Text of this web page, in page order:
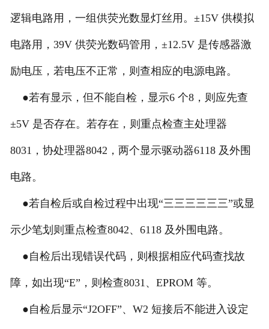
逻辑电路用，一组供荧光数显灯丝用。±15V 供模拟
电路用，39V 供荧光数码管用，±12.5V 是传感器激
励电压，若电压不正常，则查相应的电源电路。
●若有显示，但不能自检，显示6 个8，则应先查
±5V 是否存在。若存在，则重点检查主处理器
8031，协处理器8042，两个显示驱动器6118 及外围
电路。
●若自检后或自检过程中出现“三三三三三三”或显
示少笔划则重点检查8042、6118 及外围电路。
●自检后出现错误代码，则根据相应代码查找故
障，如出现“E”，则检查8031、EPROM 等。
●自检后显示“J2OFF”、W2 短接后不能进入设定